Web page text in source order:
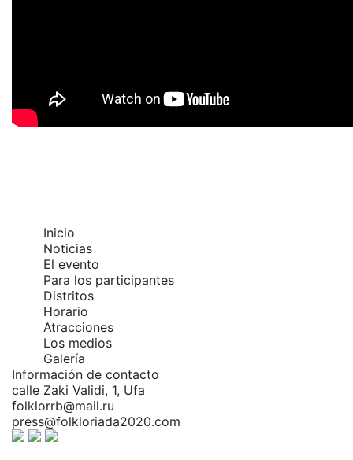
Inicio
Noticias
El evento
Para los participantes
Distritos
Horario
Atracciones
Los medios
Galería
Información de contacto
calle Zaki Validi, 1, Ufa
folklorrb@mail.ru
press@folkloriada2020.com